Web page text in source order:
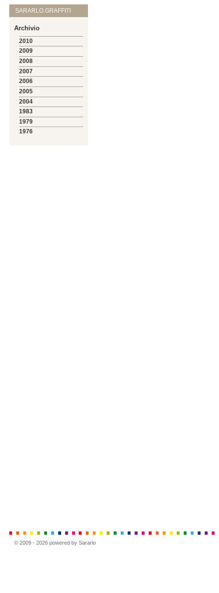
SARARLO GRAFFITI
Archivio
2010
2009
2008
2007
2006
2005
2004
1983
1979
1976
© 2009 - 2026 powered by Sararlo